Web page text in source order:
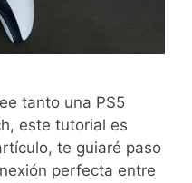
tanto una PS5
este tutorial es
te guiaré paso
perfecta entre